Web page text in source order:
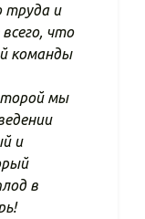
труда и
что
команды
мы
и
в